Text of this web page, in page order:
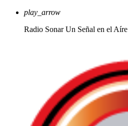
play_arrow
Radio Sonar Un Señal en el Aíre